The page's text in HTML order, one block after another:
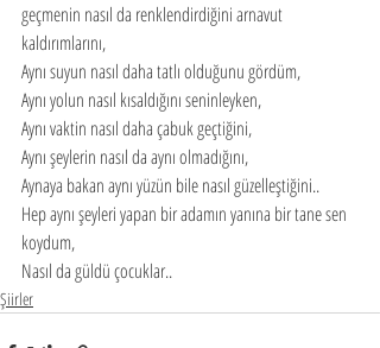
geçmenin nasıl da renklendirdiğini arnavut
kaldırımlarını,
Aynı suyun nasıl daha tatlı olduğunu gördüm,
Aynı yolun nasıl kısaldığını seninleyken,
Aynı vaktin nasıl daha çabuk geçtiğini,
Aynı şeylerin nasıl da aynı olmadığını,
Aynaya bakan aynı yüzün bile nasıl güzelleştiğini..
Hep aynı şeyleri yapan bir adamın yanına bir tane sen
koydum,
Nasıl da güldü çocuklar..
Şiirler